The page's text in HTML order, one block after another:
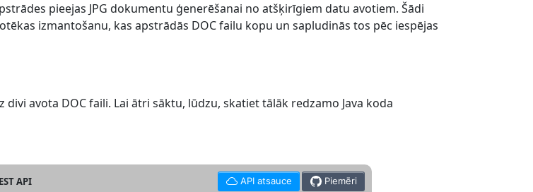
pieejas JPG dokumentu ģenerēšanai no atšķirīgiem datu avotiem. Šādi
izmantošanu, kas apstrādās DOC failu kopu un sapludinās tos pēc iespējas
divi avota DOC faili. Lai ātri sāktu, lūdzu, skatiet tālāk redzamo Java koda
API API atsauce Piemēri